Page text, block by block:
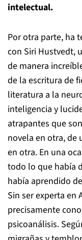
intelectual.
Por otra parte, ha
con Siri Hustvedt,
de manera
de la escritura de
literatura a la
inteligencia y
atrapantes que
novela en otra, de
en otra. En una
todo lo que había
había aprendido
Sin ser experta en
precisamente
psicoanálisis.